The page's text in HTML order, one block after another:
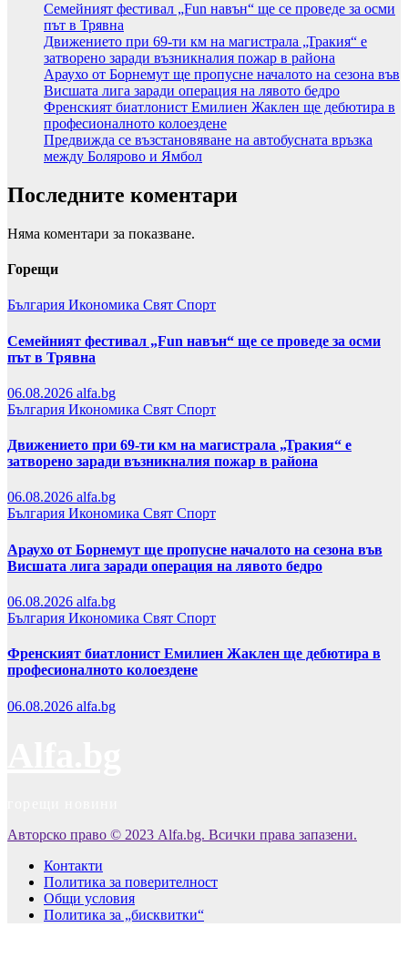
Семейният фестивал „Fun навън“ ще се проведе за осми
път в Трявна
Движението при 69-ти км на магистрала „Тракия“ е
затворено заради възникналия пожар в района
Араухо от Борнемут ще пропусне началото на сезона във
Висшата лига заради операция на лявото бедро
Френският биатлонист Емилиен Жаклен ще дебютира в
професионалното колоездене
Предвижда се възстановяване на автобусната връзка
между Болярово и Ямбол
Последните коментари
Няма коментари за показване.
Горещи
България Икономика Свят Спорт
Семейният фестивал „Fun навън“ ще се проведе за осми
път в Трявна
06.08.2026 alfa.bg
България Икономика Свят Спорт
Движението при 69-ти км на магистрала „Тракия“ е
затворено заради възникналия пожар в района
06.08.2026 alfa.bg
България Икономика Свят Спорт
Араухо от Борнемут ще пропусне началото на сезона във
Висшата лига заради операция на лявото бедро
06.08.2026 alfa.bg
България Икономика Свят Спорт
Френският биатлонист Емилиен Жаклен ще дебютира в
професионалното колоездене
06.08.2026 alfa.bg
Авторско право © 2023 Alfa.bg. Всички права запазени.
Контакти
Политика за поверителност
Общи условия
Политика за „бисквитки“